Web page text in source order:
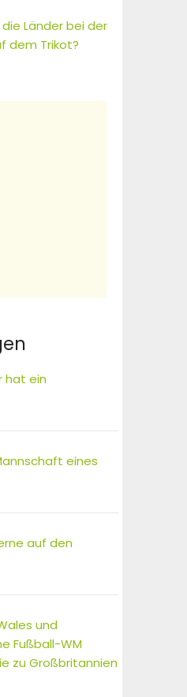
Länder bei der
dem Trikot?
hat ein
eines
auf den
und
Fußball-WM
zu Großbritannien